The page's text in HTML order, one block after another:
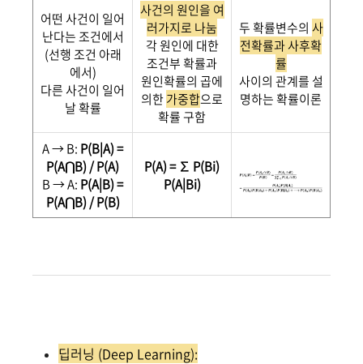
어떤 사건이 일어
난다는 조건에서
(선행 조건 아래
에서)
다른 사건이 일어
날 확률
사건의 원인을 여
러가지로 나눔
각 원인에 대한
조건부 확률과
원인확률의 곱에
의한가중합으로
확률 구함
두 확률변수의 사
전확률과 사후확
률
사이의 관계를 설
명하는 확률이론
A → B: P(B|A) =
P(A⋂B) / P(A)
B → A: P(A|B) =
P(A⋂B) / P(B)
P(A)= ∑ P(Bi)
P(A|Bi)
딥러닝 (Deep Learning):